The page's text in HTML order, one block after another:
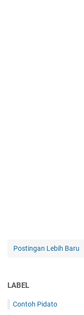
Postingan Lebih Baru
LABEL
Contoh Pidato